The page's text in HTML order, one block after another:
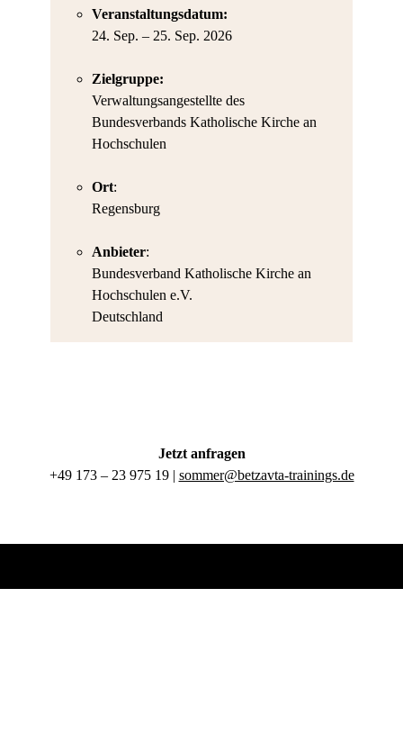
Veranstaltungsdatum:
24. Sep. – 25. Sep. 2026
Zielgruppe:
Verwaltungsangestellte des
Bundesverbands Katholische Kirche an
Hochschulen
Ort:
Regensburg
Anbieter:
Bundesverband Katholische Kirche an
Hochschulen e.V.
Deutschland
Jetzt anfragen
+49 173 – 23 975 19 | sommer@betzavta-trainings.de